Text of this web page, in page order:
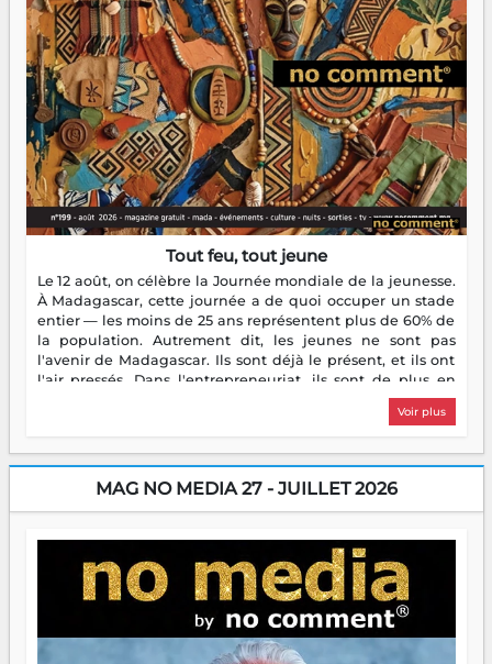
Tout feu, tout jeune
Le 12 août, on célèbre la Journée mondiale de la jeunesse.
À Madagascar, cette journée a de quoi occuper un stade
entier — les moins de 25 ans représentent plus de 60% de
la population. Autrement dit, les jeunes ne sont pas
l'avenir de Madagascar. Ils sont déjà le présent, et ils ont
l'air pressés. Dans l'entrepreneuriat, ils sont de plus en
plus nombreux à se lancer, à créer, à risquer — souvent
sans filet, souvent sans aide, mais toujours avec cette
dorment vraiment la nuit. En culture, les nouvelles sont
encore meilleures. Aina Rasamoelina vient de décrocher le
Prix RFI Instrumental Afrique. Miangaly Elia rafle le Prix
jeunes qui tiennent la torche. Alors oui, on pourrait
s'arrêter là, applaudir et rentrer chez soi satisfait. Mais ce
serait passer à côté d'une chose essentielle. La fougue, ça
brûle fort — et parfois, ça brûle vite. Une flamme sans
direction peut éclairer autant qu'elle peut consumer. C'est
là que les aînés entrent en scène — pas pour reprendre le
gouvernail, mais pour montrer où sont les récifs. Les jeunes
Voir plus
MAG NO MEDIA 27 - JUILLET 2026